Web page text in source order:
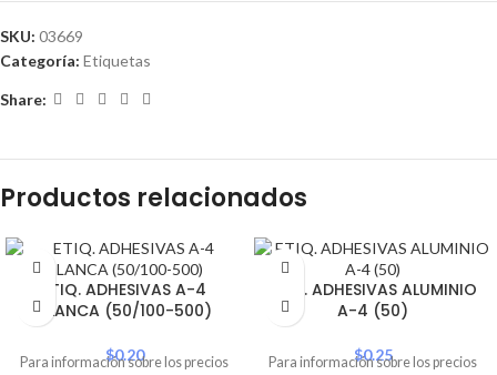
SKU: 03669
Categoría: Etiquetas
Share:
Productos relacionados
ETIQ. ADHESIVAS A-4
BLANCA (50/100-500)
$0.20
Para información sobre los precios
ETIQ. ADHESIVAS ALUMINIO
A-4 (50)
$0.25
Para información sobre los precios